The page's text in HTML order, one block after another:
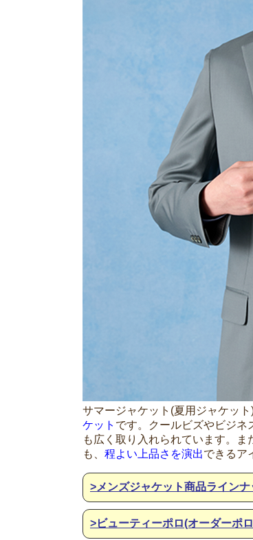
サマージャケット(夏用ジャケット)
ケット です。クールビズやビジネ
も広く取り入れられています。
も、 程よい上品さを演出できるア
>メンズジャケット商品ラインナ
>ビューティーポロ(オーダーポ